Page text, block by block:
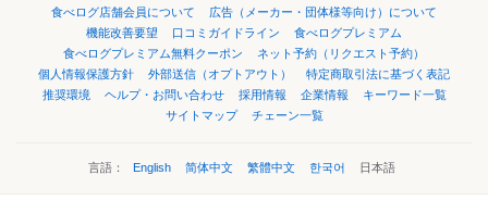
食べログ店舗会員について
広告（メーカー・団体様等向け）について
機能改善要望
口コミガイドライン
食べログプレミアム
食べログプレミアム無料クーポン
ネット予約（リクエスト予約）
個人情報保護方針
外部送信（オプトアウト）
特定商取引法に基づく表記
推奨環境
ヘルプ・お問い合わせ 採用情報 企業情報
キーワード一覧
サイトマップ
チェーン一覧
言語： English 简体中文 繁體中文 한국어 日本語